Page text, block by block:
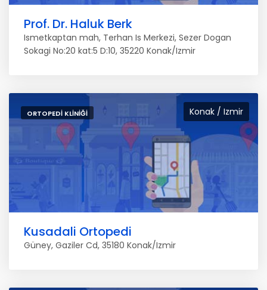
Prof. Dr. Haluk Berk
Ismetkaptan mah, Terhan Is Merkezi, Sezer Dogan
Sokagi No:20 kat:5 D:10, 35220 Konak/Izmir
Konak / Izmir
ORTOPEDI KLINIĞI
Kusadali Ortopedi
Güney, Gaziler Cd, 35180 Konak/Izmir